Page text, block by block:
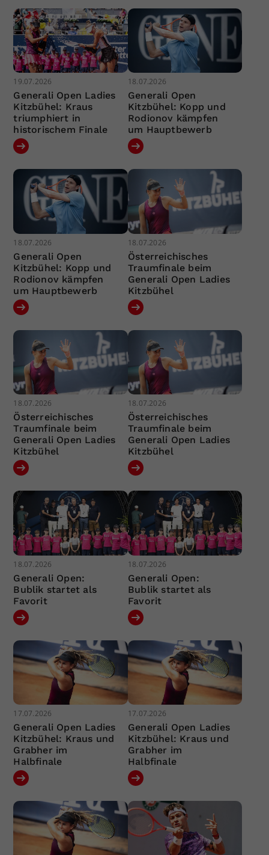
19.07.2026
Generali Open Ladies
Kitzbühel: Kraus
triumphiert in
historischem Finale
18.07.2026
Generali Open
Kitzbühel: Kopp und
Rodionov kämpfen
um Hauptbewerb
18.07.2026
Generali Open
Kitzbühel: Kopp und
Rodionov kämpfen
um Hauptbewerb
18.07.2026
Österreichisches
Traumfinale beim
Generali Open Ladies
Kitzbühel
18.07.2026
Österreichisches
Traumfinale beim
Generali Open Ladies
Kitzbühel
18.07.2026
Österreichisches
Traumfinale beim
Generali Open Ladies
Kitzbühel
18.07.2026
Generali Open:
Bublik startet als
Favorit
18.07.2026
Generali Open:
Bublik startet als
Favorit
17.07.2026
Generali Open Ladies
Kitzbühel: Kraus und
Grabher im
Halbfinale
17.07.2026
Generali Open Ladies
Kitzbühel: Kraus und
Grabher im
Halbfinale